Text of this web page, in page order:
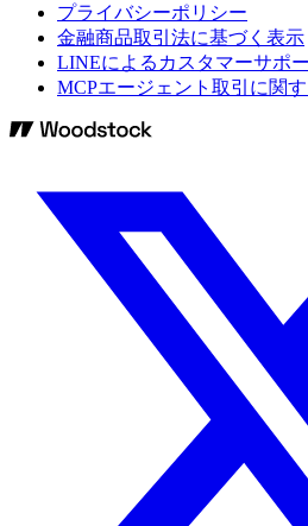
プライバシーポリシー
金融商品取引法に基づく表示
LINEによるカスタマーサポ
MCPエージェント取引に関す